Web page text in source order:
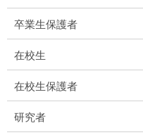
卒業生保護者
在校生
在校生保護者
研究者